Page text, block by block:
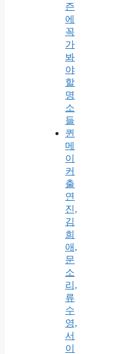
즌
에
꼭
가
봐
야
할
명
소
들
퀸
메
이
커
출
연
진,
김
희
애,
문
소
리,
류
수
영,
서
이